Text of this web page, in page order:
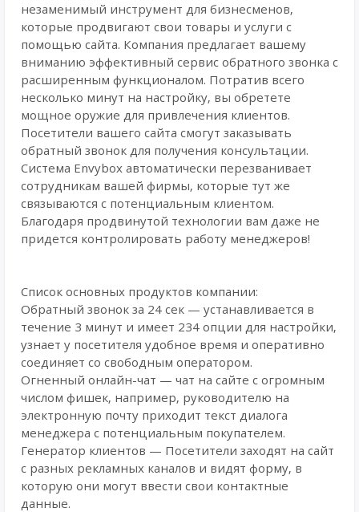
незаменимый инструмент для бизнесменов,
которые продвигают свои товары и услуги с
помощью сайта. Компания предлагает вашему
вниманию эффективный сервис обратного звонка с
расширенным функционалом. Потратив всего
несколько минут на настройку, вы обретете
мощное оружие для привлечения клиентов.
Посетители вашего сайта смогут заказывать
обратный звонок для получения консультации.
Система Envybox автоматически перезванивает
сотрудникам вашей фирмы, которые тут же
связываются с потенциальным клиентом.
Благодаря продвинутой технологии вам даже не
придется контролировать работу менеджеров!
Список основных продуктов компании:
Обратный звонок за 24 сек — устанавливается в
течение 3 минут и имеет 234 опции для настройки,
узнает у посетителя удобное время и оперативно
соединяет со свободным оператором.
Огненный онлайн-чат — чат на сайте с огромным
числом фишек, например, руководителю на
электронную почту приходит текст диалога
менеджера с потенциальным покупателем.
Генератор клиентов — Посетители заходят на сайт
с разных рекламных каналов и видят форму, в
которую они могут ввести свои контактные
данные.